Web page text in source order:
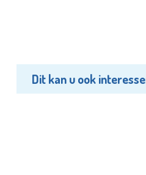
Dit kan u ook